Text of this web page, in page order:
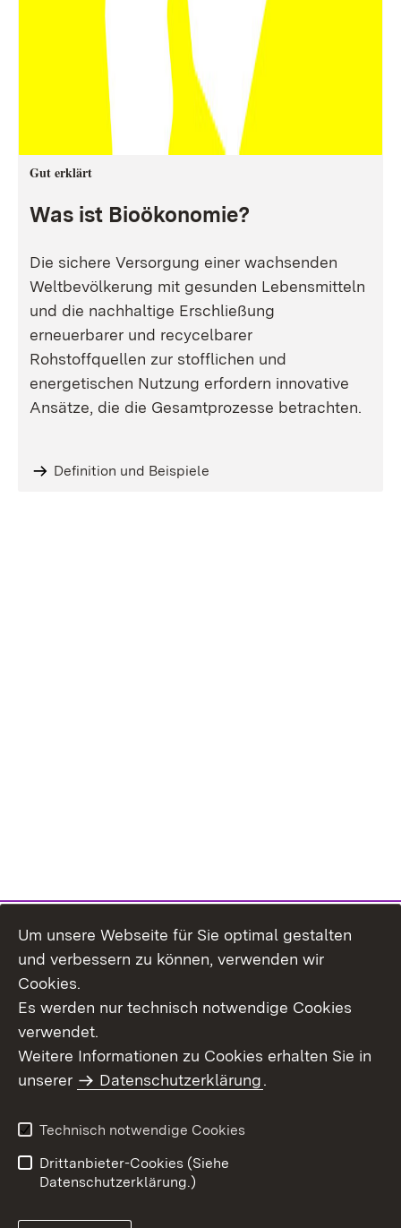
Gut erklärt
Was ist Bioökonomie?
Die sichere Versorgung einer wachsenden
Weltbevölkerung mit gesunden Lebensmitteln
und die nachhaltige Erschließung
erneuerbarer und recycelbarer
Rohstoffquellen zur stofflichen und
energetischen Nutzung erfordern innovative
Ansätze, die die Gesamtprozesse betrachten.
Definition und Beispiele
Themenübersicht
Barrierefreiheit
Um unsere Webseite für Sie optimal gestalten
und verbessern zu können, verwenden wir
Cookies.
Es werden nur technisch notwendige Cookies
verwendet.
Weitere Informationen zu Cookies erhalten Sie in
unserer
Datenschutzerklärung.
Technisch notwendige Cookies
Drittanbieter-Cookies (Siehe
Datenschutzerklärung.)